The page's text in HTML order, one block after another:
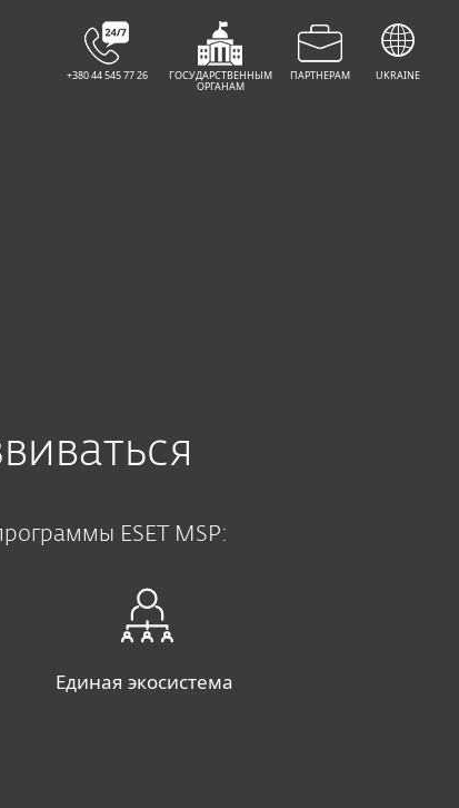
ESET MSP:
Единая экосистема
НАДІСЛАТИ ЗАПИТ
+380 44 545 77 26 ГОСУДАРСТВЕННЫМ
ОРГАНАМ
ПАРТНЕРАМ UKRAINE